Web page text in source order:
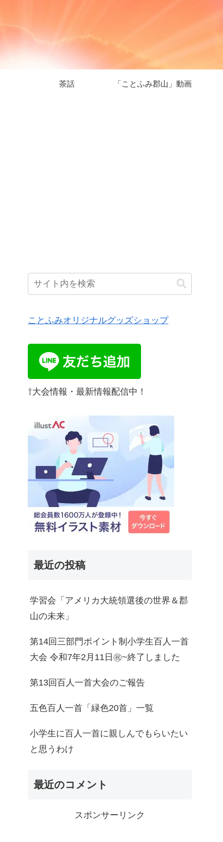
茶話 「ことふみ郡山」動画
ことふみオリジナルグッズショップ
⇧大会情報・最新情報配信中！
最近の投稿
学習会「アメリカ大統領選後の世界＆郡
山の未来」
第14回三部門ポイント制小学生百人一首
大会 令和7年2月11日㊗~終了しました
第13回百人一首大会のご報告
五色百人一首「緑色20首」一覧
小学生に百人一首に親しんでもらいたい
と思うわけ
最近のコメント
スポンサーリンク